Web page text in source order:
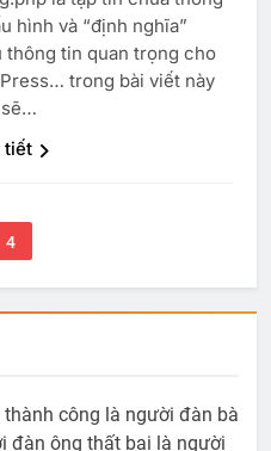
công là người đàn bà
đàn ông thất bại là người
hình và “định nghĩa”
thông tin quan trọng cho
trong bài viết này
tiết
4